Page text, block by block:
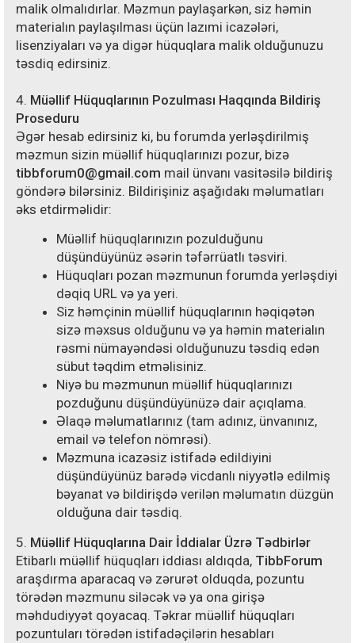
malik olmalıdırlar. Məzmun paylaşarkən, siz həmin
materialın paylaşılması üçün lazımi icazələri,
lisenziyaları və ya digər hüquqlara malik olduğunuzu
təsdiq edirsiniz.
4. Müəllif Hüquqlarının Pozulması Haqqında Bildiriş
Proseduru
Əgər hesab edirsiniz ki, bu forumda yerləşdirilmiş
məzmun sizin müəllif hüquqlarınızı pozur, bizə
tibbforum0@gmail.com mail ünvanı vasitəsilə bildiriş
göndərə bilərsiniz. Bildirişiniz aşağıdakı məlumatları
əks etdirməlidir:
Müəllif hüquqlarınızın pozulduğunu
düşündüyünüz əsərin təfərrüatlı təsviri.
Hüquqları pozan məzmunun forumda yerləşdiyi
dəqiq URL və ya yeri.
Siz həmçinin müəllif hüquqlarının həqiqətən
sizə məxsus olduğunu və ya həmin materialın
rəsmi nümayəndəsi olduğunuzu təsdiq edən
sübut təqdim etməlisiniz.
Niyə bu məzmunun müəllif hüquqlarınızı
pozduğunu düşündüyünüzə dair açıqlama.
Əlaqə məlumatlarınız (tam adınız, ünvanınız,
email və telefon nömrəsi).
Məzmuna icazəsiz istifadə edildiyini
düşündüyünüz barədə vicdanlı niyyətlə edilmiş
bəyanat və bildirişdə verilən məlumatın düzgün
olduğuna dair təsdiq.
5. Müəllif Hüquqlarına Dair İddialar Üzrə Tədbirlər
Etibarlı müəllif hüquqları iddiası aldıqda, TibbForum
araşdırma aparacaq və zərurət olduqda, pozuntu
törədən məzmunu siləcək və ya ona girişə
məhdudiyyət qoyacaq. Təkrar müəllif hüquqları
pozuntuları törədən istifadəçilərin hesabları